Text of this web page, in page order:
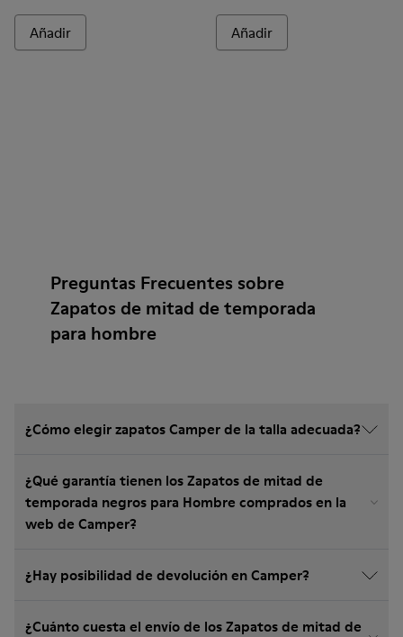
Añadir Añadir
Preguntas Frecuentes sobre
Zapatos de mitad de temporada
para hombre
¿Cómo elegir zapatos Camper de la talla adecuada?
¿Qué garantía tienen los Zapatos de mitad de
temporada negros para Hombre comprados en la
web de Camper?
¿Hay posibilidad de devolución en Camper?
¿Cuánto cuesta el envío de los Zapatos de mitad de